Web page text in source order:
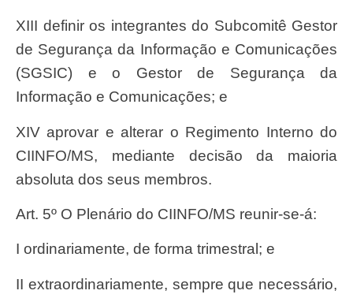
XIII definir os integrantes do Subcomitê Gestor
de Segurança da Informação e Comunicações
(SGSIC) e o Gestor de Segurança da
Informação e Comunicações; e
XIV aprovar e alterar o Regimento Interno do
CIINFO/MS, mediante decisão da maioria
absoluta dos seus membros.
Art. 5º O Plenário do CIINFO/MS reunir-se-á:
I ordinariamente, de forma trimestral; e
II extraordinariamente, sempre que necessário,